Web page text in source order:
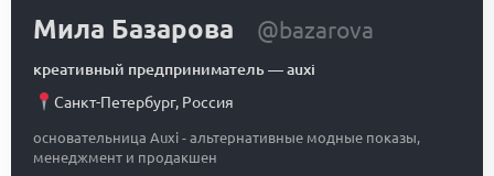
Мила Базарова @bazarova
креативный предприниматель—auxi
Санкт-Петербург, Россия
основательница Auxi - альтернативные модные показы,
менеджмент и продакшен